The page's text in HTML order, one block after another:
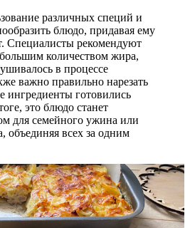
различных специй и
блюдо, придавая ему
Специалисты рекомендуют
количеством жира,
в процессе
важно правильно нарезать
ингредиенты готовились
это блюдо станет
для семейного ужина или
объединяя всех за одним